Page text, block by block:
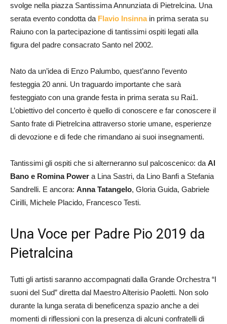
svolge nella piazza Santissima Annunziata di Pietrelcina. Una
serata evento condotta da Flavio Insinnain prima serata su
Raiuno con la partecipazione di tantissimi ospiti legati alla
figura del padre consacrato Santo nel 2002.
Nato da un’idea di Enzo Palumbo, quest’anno l’evento
festeggia 20 anni. Un traguardo importante che sarà
festeggiato con una grande festa in prima serata su Rai1.
L’obiettivo del concerto è quello di conoscere e far conoscere il
Santo frate di Pietrelcina attraverso storie umane, esperienze
di devozione e di fede che rimandano ai suoi insegnamenti.
Tantissimi gli ospiti che si alterneranno sul palcoscenico: da Al
Bano e Romina Power a Lina Sastri, da Lino Banfi a Stefania
Sandrelli. E ancora: Anna Tatangelo, Gloria Guida, Gabriele
Cirilli, Michele Placido, Francesco Testi.
Una Voce per Padre Pio 2019 da
Pietralcina
Tutti gli artisti saranno accompagnati dalla Grande Orchestra “I
suoni del Sud” diretta dal Maestro Alterisio Paoletti. Non solo
durante la lunga serata di beneficenza spazio anche a dei
momenti di riflessioni con la presenza di alcuni confratelli di